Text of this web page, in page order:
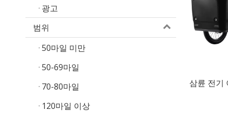
광고
범위
50마일 미만
50-69마일
70-80마일
120마일 이상
삼륜 전기